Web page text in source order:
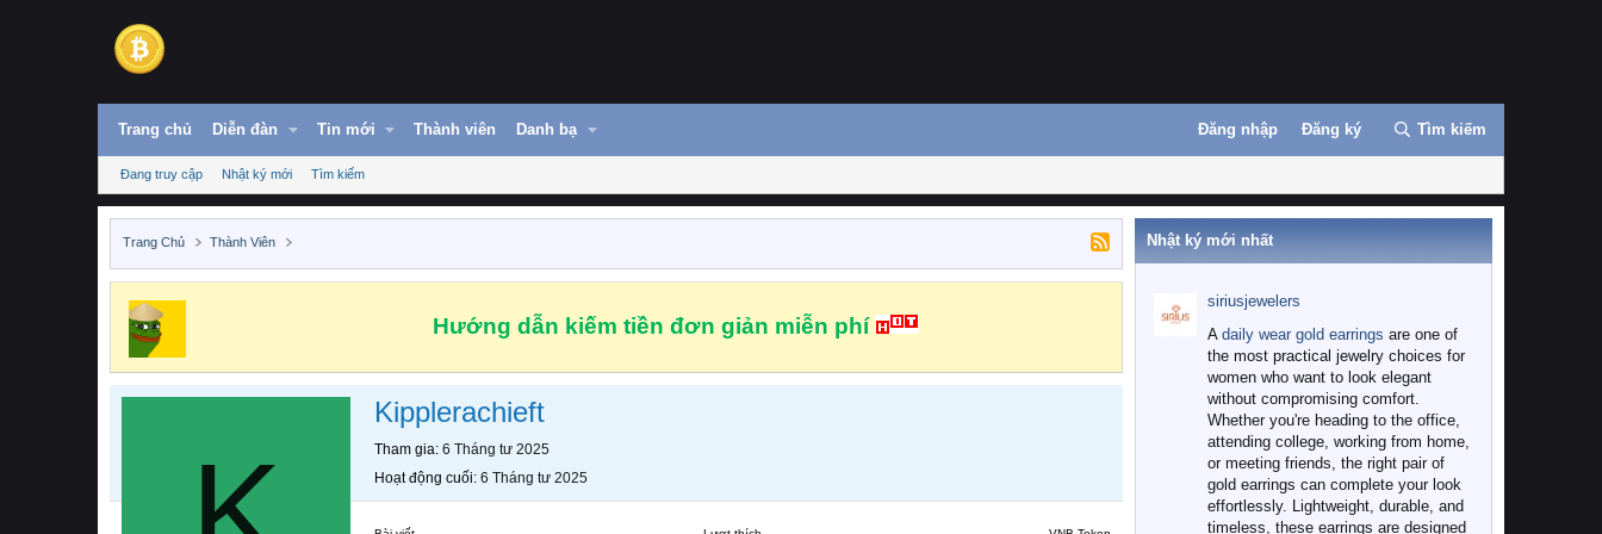
Trang chủ Diễn đàn Tin mới Thành viên Danh bạ Đăng nhập Đăng ký Tìm kiếm
Đang truy cập Nhật ký mới Tìm kiếm
Trang Chủ Thành Viên
Hướng dẫn kiếm tiền đơn giản miễn phí
Kipplerachieft
Tham gia 6 Tháng tư 2025
Hoạt động cuối 6 Tháng tư 2025
Nhật ký mới nhất
siriusjewelers
A daily wear gold earrings are one of
the most practical jewelry choices for
women who want to look elegant
without compromising comfort.
Whether you're heading to the office,
attending college, working from home,
or meeting friends, the right pair of
gold earrings can complete your look
effortlessly. Lightweight, durable, and
timeless, these earrings are designed